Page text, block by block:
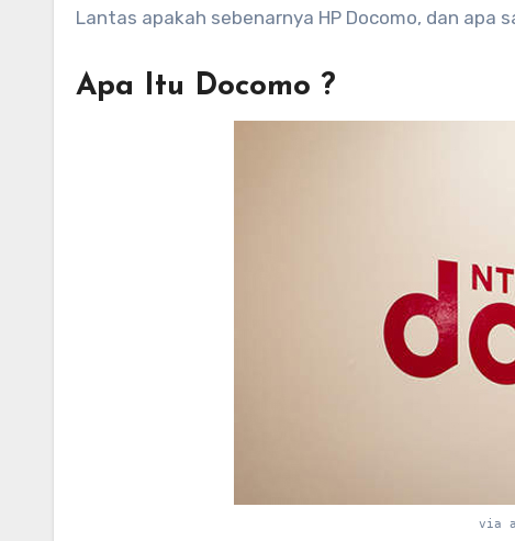
Lantas apakah sebenarnya HP Docomo, dan apa
Apa Itu Docomo ?
via